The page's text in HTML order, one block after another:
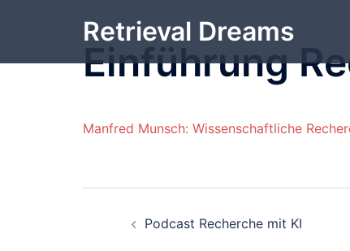
Retrieval Dreams
Einführung
Manfred Munsch: Wissenschaftliche
Podcast Recherche mit KI